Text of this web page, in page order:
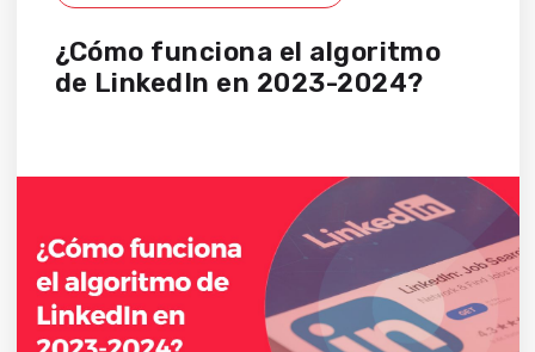
¿Cómo funciona el algoritmo
de LinkedIn en 2023-2024?